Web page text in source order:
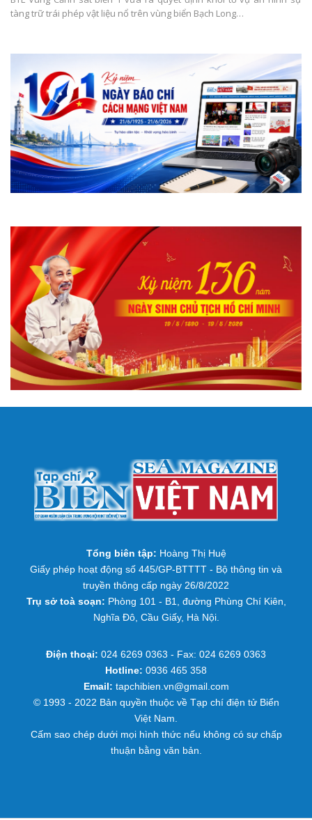
tàng trữ trái phép vật liệu nổ trên vùng biển Bạch Long…
Tổng biên tập: Hoàng Thị Huệ
Giấy phép hoạt động số 445/GP-BTTTT - Bộ thông tin và
truyền thông cấp ngày 26/8/2022
Trụ sở toà soạn: Phòng 101 - B1, đường Phùng Chí Kiên,
Nghĩa Đô, Cầu Giấy, Hà Nội.
Điện thoại: 024 6269 0363 - Fax: 024 6269 0363
Hotline: 0936 465 358
Email: tapchibien.vn@gmail.com
© 1993 - 2022 Bản quyền thuộc về Tạp chí điện tử Biển
Việt Nam.
Cấm sao chép dưới mọi hình thức nếu không có sự chấp
thuận bằng văn bản.